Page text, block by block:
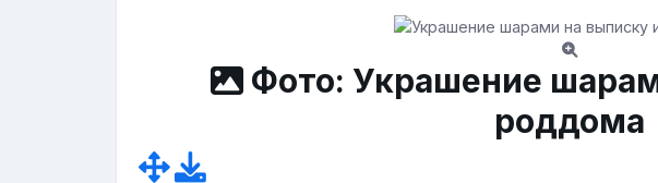
Фото: Украшение
роддома